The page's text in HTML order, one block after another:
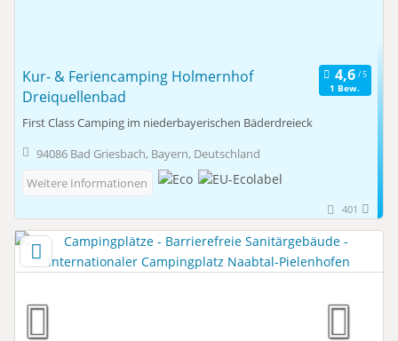
Kur- & Feriencamping Holmernhof
Dreiquellenbad
1 Bew.
First Class Camping im niederbayerischen Bäderdreieck
94086 Bad Griesbach, Bayern, Deutschland
Weitere Informationen
401